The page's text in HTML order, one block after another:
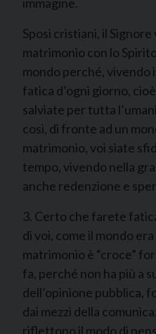
Sposi cristiani, il
matrimonio con lo
mondo perché, vivendo
fatica d’ogni giorno,
salviate per tutta
così, di fronte ad un
matrimonio, voi siate
tempo, vivendo nella
anche redenzione e
3. Certo che farete
di voi, come il mondo
matrimonio è “croce”
fa, perché non ha più a
dell’opinione pubblica,
dai mezzi della
riflettono il modo di